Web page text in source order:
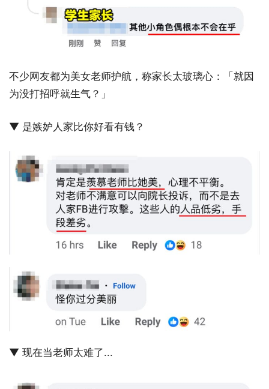
不少网友都为美女老师护航，称家长太玻璃心：「就因
为没打招呼就生气？」
▼ 是嫉妒人家比你好看有钱？
▼ 现在当老师太难了...